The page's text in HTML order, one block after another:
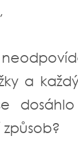
a